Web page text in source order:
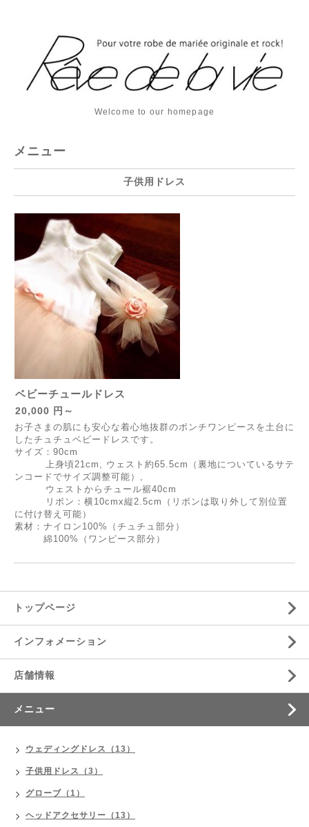
Welcome to our homepage
メニュー
子供用ドレス
ベビーチュールドレス
20,000 円～
お子さまの肌にも安心な着心地抜群のポンチワンピースを土台に
したチュチュベビードレスです。
サイズ：90cm
上身頃21cm, ウェスト約65.5cm（裏地についているサテ
ンコードでサイズ調整可能）,
ウェストからチュール裾40cm
リボン：横10cmx縦2.5cm（リボンは取り外して別位置
に付け替え可能）
素材：ナイロン100%（チュチュ部分）
綿100%（ワンピース部分）
トップページ
インフォメーション
店舗情報
メニュー
ウェディングドレス（13）
子供用ドレス（3）
グローブ（1）
ヘッドアクセサリー（13）